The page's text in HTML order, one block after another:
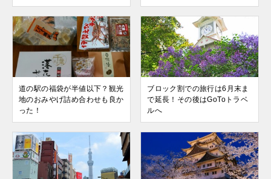
道の駅の福袋が半値以下？観光
地のおみやげ詰め合わせも良か
った！
ブロック割での旅行は6月末ま
で延長！その後はGoToトラベ
ルへ